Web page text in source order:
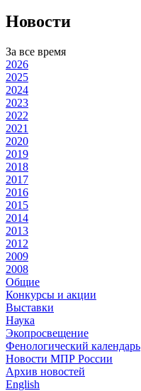
Новости
За все время
2026
2025
2024
2023
2022
2021
2020
2019
2018
2017
2016
2015
2014
2013
2012
2009
2008
Общие
Конкурсы и акции
Выставки
Наука
Экопросвещение
Фенологический календарь
Новости МПР России
Архив новостей
English